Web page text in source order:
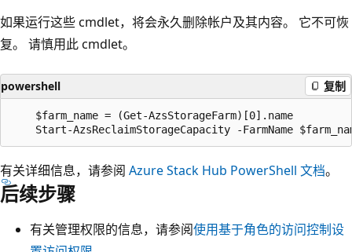
如果运行这些 cmdlet，将会永久删除帐户及其内容。 它不可恢
复。 请慎用此 cmdlet。
powershell 复制
    $farm_name = (Get-AzsStorageFarm)[0].name
有关详细信息，请参阅 Azure Stack Hub PowerShell 文档。
后续步骤
有关管理权限的信息，请参阅使用基于角色的访问控制设